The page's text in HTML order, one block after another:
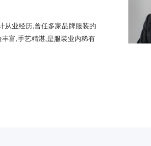
从业经历,曾任多家品牌服装的
富,手艺精湛,是服装业内稀有